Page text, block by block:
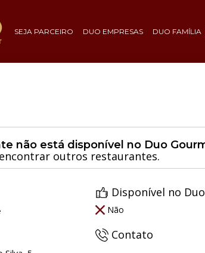
SEJA PARCEIRO DUO EMPRESAS DUO FAMÍLIA
não está disponível no Duo
outros restaurantes.
Disponível no
Não
Contato